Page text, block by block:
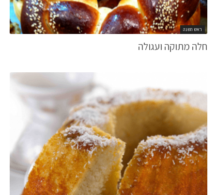
ראש השנה
חלה מתוקה ועגולה